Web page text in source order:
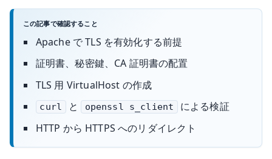
この記事で確認すること
Apache で TLS を有効化する前提
証明書、秘密鍵、CA 証明書の配置
TLS 用 VirtualHost の作成
curl と openssl s_client
による検証
HTTP から HTTPS へのリダイレクト